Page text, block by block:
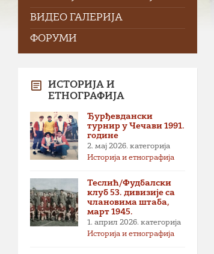
ВИДЕО ГАЛЕРИЈА
ФОРУМИ
ИСТОРИЈА И
ЕТНОГРАФИЈА
Ђурђевдански
турнир у Чечави 1991.
године
2. мај 2026. категорија
Историја и етнографија
Теслић/Фудбалски
клуб 53. дивизије са
члановима штаба,
март 1945.
1. април 2026. категорија
Историја и етнографија